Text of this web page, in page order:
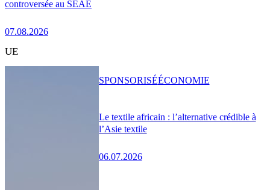
controversée au SEAE
07.08.2026
UE
Le textile africain : l’alternative crédible à
l’Asie textile
06.07.2026
SPONSORISÉÉCONOMIE